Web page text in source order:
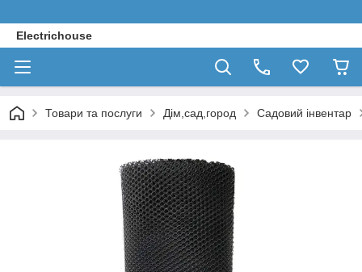
Electrichouse
Товари та послуги Дім,сад,город Садовий інвентар